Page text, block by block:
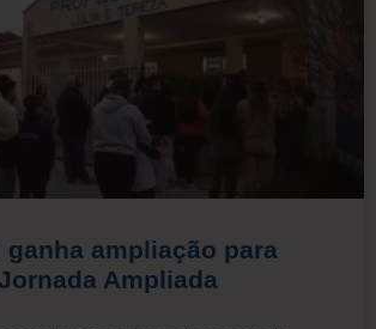
ganha ampliação para
Jornada Ampliada